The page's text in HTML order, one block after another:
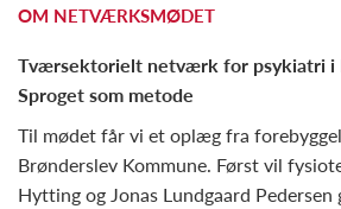
OM NETVÆRKSMØDET
Tværsektorielt netværk for psykiatri i
Sproget som metode
Til mødet får vi et oplæg fra
Brønderslev Kommune. Først vil
Hytting og Jonas Lundgaard